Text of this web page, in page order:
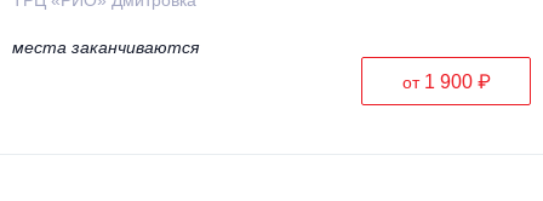
места заканчиваются
от 1 900 ₽